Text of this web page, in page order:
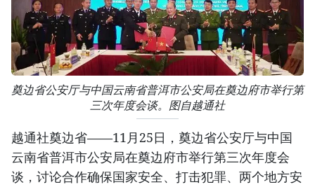
奠边省公安厅与中国云南省普洱市公安局在奠边府市举行第
三次年度会谈。图自越通社
越通社奠边省——11月25日，奠边省公安厅与中国
云南省普洱市公安局在奠边府市举行第三次年度会
谈，讨论合作确保国家安全、打击犯罪、两个地方安